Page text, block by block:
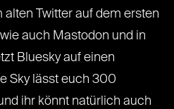
Twitter auf dem ersten
auch Mastodon und in
Bluesky auf einen
Sky lässt euch 300
ihr könnt natürlich auch